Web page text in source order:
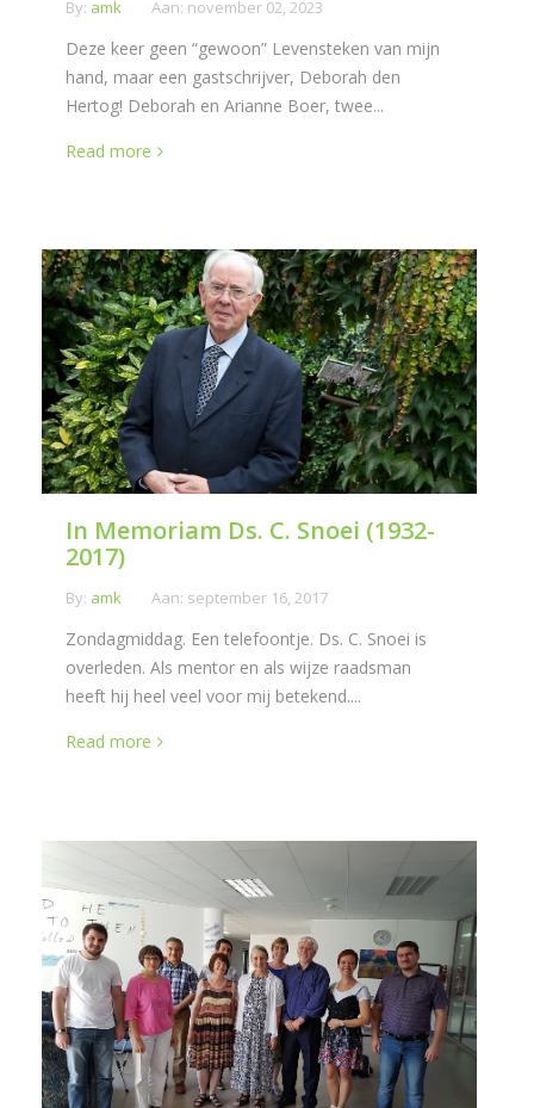
By: amk Aan: november 02, 2023
Deze keer geen “gewoon” Levensteken van mijn
hand, maar een gastschrijver, Deborah den
Hertog! Deborah en Arianne Boer, twee...
Read more
In Memoriam Ds. C. Snoei (1932-
2017)
By: amk Aan: september 16, 2017
Zondagmiddag. Een telefoontje. Ds. C. Snoei is
overleden. Als mentor en als wijze raadsman
heeft hij heel veel voor mij betekend....
Read more